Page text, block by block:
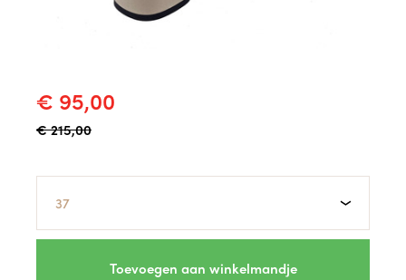
€ 95,00
€ 215,00
Toevoegen aan winkelmandje